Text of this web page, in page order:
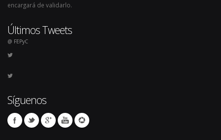
encargará de validarlo.
Últimos Tweets
@ FEPyC
Síguenos